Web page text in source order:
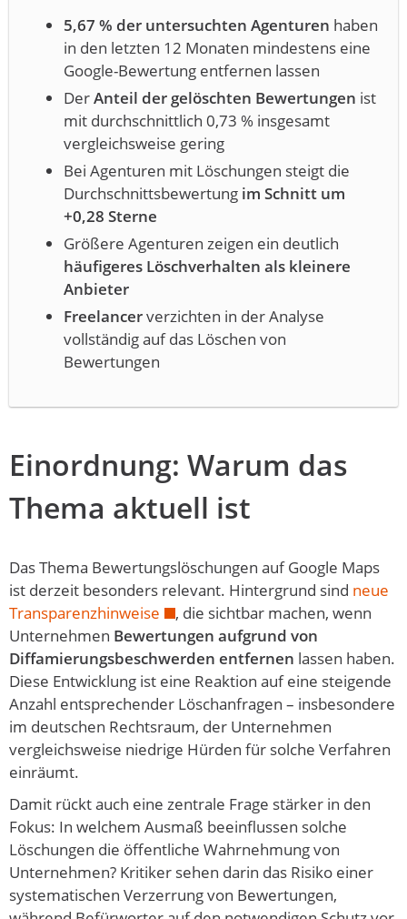
5,67 % der untersuchten Agenturen haben
in den letzten 12 Monaten mindestens eine
Google-Bewertung entfernen lassen
DerAnteil der gelöschten Bewertungen ist
mit durchschnittlich 0,73 % insgesamt
vergleichsweise gering
Bei Agenturen mit Löschungen steigt die
Durchschnittsbewertung im Schnitt um
+0,28 Sterne
Größere Agenturen zeigen ein deutlich
häufigeres Löschverhalten als kleinere
Anbieter
Freelancerverzichten in der Analyse
vollständig auf das Löschen von
Bewertungen
Einordnung: Warum das
Thema aktuell ist
Das Thema Bewertungslöschungen auf Google Maps
ist derzeit besonders relevant. Hintergrund sind neue
Transparenzhinweise
, die sichtbar machen, wenn
Unternehmen Bewertungen aufgrund von
Diffamierungsbeschwerden entfernen lassen haben.
Diese Entwicklung ist eine Reaktion auf eine steigende
Anzahl entsprechender Löschanfragen – insbesondere
im deutschen Rechtsraum, der Unternehmen
vergleichsweise niedrige Hürden für solche Verfahren
einräumt.
Damit rückt auch eine zentrale Frage stärker in den
Fokus: In welchem Ausmaß beeinflussen solche
Löschungen die öffentliche Wahrnehmung von
Unternehmen? Kritiker sehen darin das Risiko einer
systematischen Verzerrung von Bewertungen,